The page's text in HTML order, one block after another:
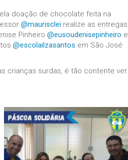
doação de chocolate feita na
@maurisclei realize as entregas
Pinheiro @eusoudenisepinheiro e
@escolailzasantos em São José
crianças surdas, é tão contente ver